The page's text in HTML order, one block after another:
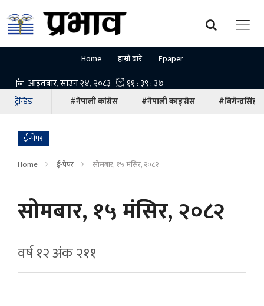
Home हाम्रो बारे Epaper
ट्रेन्डिङ #नेपाली कांग्रेस #नेपाली काङ्ग्रेस #बिगेन्द्रसिंह
ई-पेपर
Home ई-पेपर सोमबार, १५ मंसिर, २०८२
सोमबार, १५ मंसिर, २०८२
वर्ष १२ अ‍ंक २११